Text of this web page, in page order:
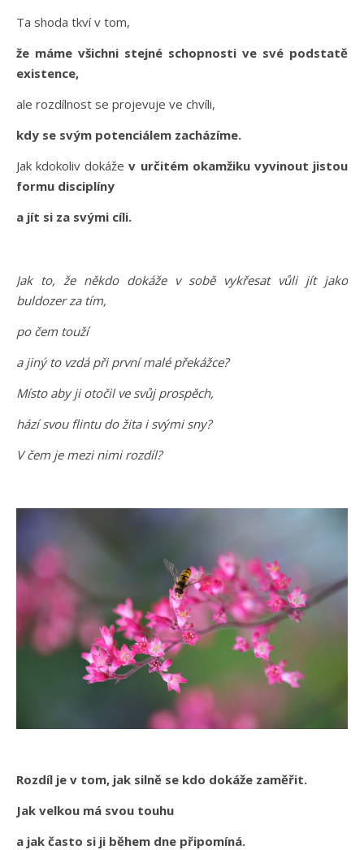
Ta shoda tkví v tom,
že máme všichni stejné schopnosti ve své podstatě
existence,
ale rozdílnost se projevuje ve chvíli,
kdy se svým potenciálem zacházíme.
Jak kdokoliv dokážev určitém okamžiku vyvinout jistou
formu disciplíny
a jít si za svými cíli.
Jak to, že někdo dokáže v sobě vykřesat vůli jít jako
buldozer za tím,
po čem touží
a jiný to vzdá při první malé překážce?
Místo aby ji otočil ve svůj prospěch,
hází svou flintu do žita i svými sny?
V čem je mezi nimi rozdíl?
Rozdíl je v tom, jak silně se kdo dokáže zaměřit.
Jak velkou má svou touhu
a jak často si ji během dne připomíná.